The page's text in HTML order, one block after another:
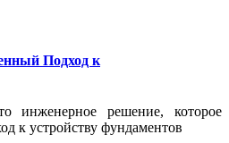
Подход к
инженерное решение, которое
к устройству фундаментов